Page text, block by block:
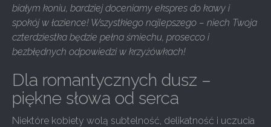
białym koniu, bardziej doceniamy ekspres do kawy i
spokój w łazience! Wszystkiego najlepszego – niech Twoja
czterdziestka będzie pełna śmiechu, prosecco i
bezbłędnych odpowiedzi w krzyżówkach!
Dla romantycznych dusz –
piękne słowa od serca
Niektóre kobiety wolą subtelność, delikatność i uczucia